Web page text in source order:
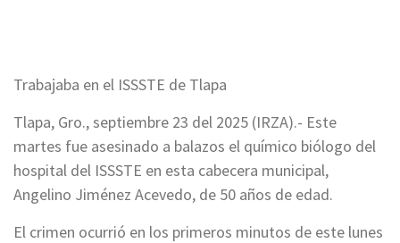
Trabajaba en el ISSSTE de Tlapa
Tlapa, Gro., septiembre 23 del 2025 (IRZA).- Este
martes fue asesinado a balazos el químico biólogo del
hospital del ISSSTE en esta cabecera municipal,
Angelino Jiménez Acevedo, de 50 años de edad.
El crimen ocurrió en los primeros minutos de este lunes